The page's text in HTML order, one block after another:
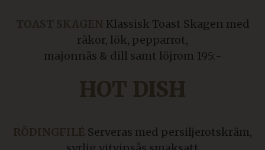
TOAST SKAGEN Klassisk Toast Skagen med
räkor, lök, pepparrot,
majonnäs & dill samt löjrom 195:-
HOT DISH
RÖDINGFILÉ Serveras med persiljerotskräm,